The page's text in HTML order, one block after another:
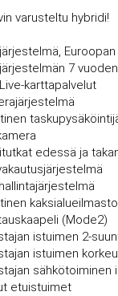
varusteltu hybridi!
7
karttapalvelut
edessä ja
(Mode2)
istuimen 2-
istuimen
sähkötoiminen
etuistuimet